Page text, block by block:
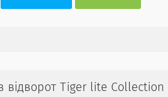
Tiger lite Collection